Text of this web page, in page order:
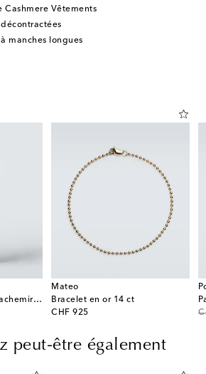
Cashmere Vêtements
manches longues
Chemise Balance en cachemire avec émeraude
Mateo
Bracelet en or 14 ct
CHF 925
original price
peut-être également